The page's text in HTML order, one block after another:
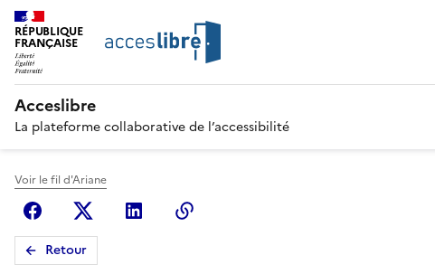
RÉPUBLIQUE
FRANÇAISE
Acceslibre
La plateforme collaborative de l’accessibilité
Voir le fil d'Ariane
FacebookX (anciennement Twitter)
Linkedin
Retour